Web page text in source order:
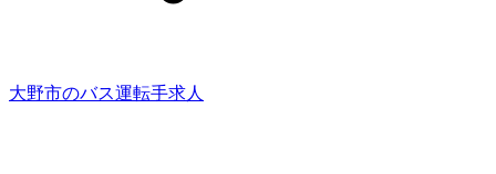
大野市のバス運転手求人